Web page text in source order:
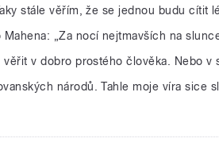
stále věřím, že se jednou budu cítit
„Za nocí nejtmavších na
věřit v dobro prostého člověka. Nebo v
národů. Tahle moje víra sice